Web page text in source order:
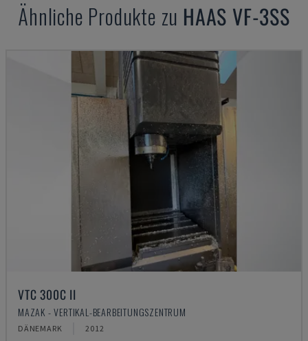
Ähnliche Produkte zu HAAS VF-3SS
VTC 300C II
MAZAK - VERTIKAL-BEARBEITUNGSZENTRUM
DÄNEMARK 2012